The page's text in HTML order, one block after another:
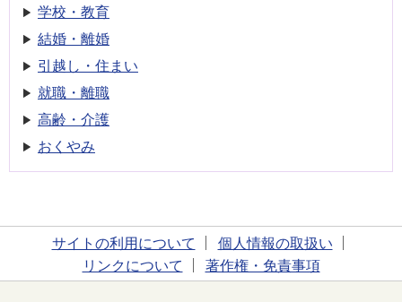
学校・教育
結婚・離婚
引越し・住まい
就職・離職
高齢・介護
おくやみ
サイトの利用について
個人情報の取扱い
リンクについて
著作権・免責事項